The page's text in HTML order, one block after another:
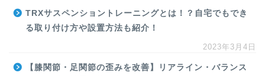
TRXサスペンショントレーニングとは！？自宅でもでき
る取り付け方や設置方法も紹介！
2023年3月4日
【膝関節・足関節の歪みを改善】リアライン・バランス